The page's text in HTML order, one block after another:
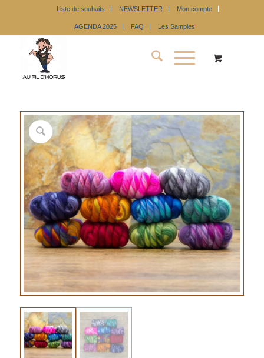
Liste de souhaits NEWSLETTER Mon compte
AGENDA 2025 FAQ Les Samples